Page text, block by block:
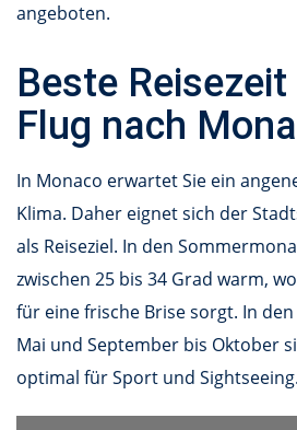
angeboten.
Beste
Flug nach
In Monaco erwartet Sie ein
Klima. Daher eignet sich der
als Reiseziel. In den
zwischen 25 bis 34 Grad warm,
für eine frische Brise sorgt. In
Mai und September bis Oktober
optimal für Sport und Sightseeing.